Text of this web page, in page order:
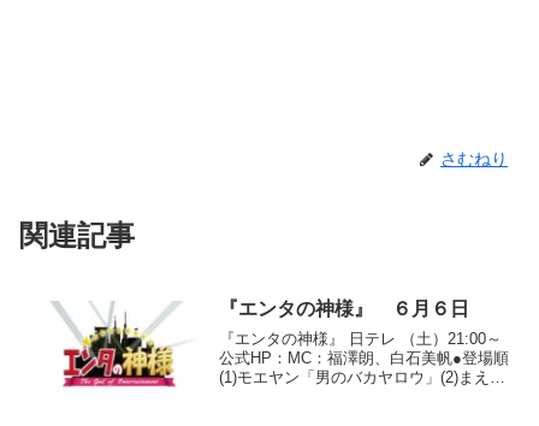
さむねり
関連記事
『エンタの神様』 ６月６日
『エンタの神様』 日テレ （土）21:00～
公式HP：MC：福澤朗、白石美帆●登場順
(1)モエヤン「男のバカヤロウ」(2)まえだ